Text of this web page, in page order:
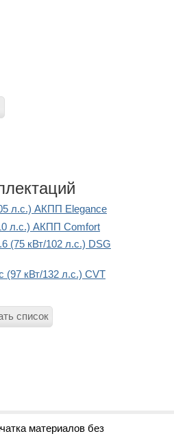
л.с.) АКПП Elegance
л.с.) АКПП Comfort
(75 кВт/102 л.с.) DSG
(97 кВт/132 л.с.) CVT
список
материалов без